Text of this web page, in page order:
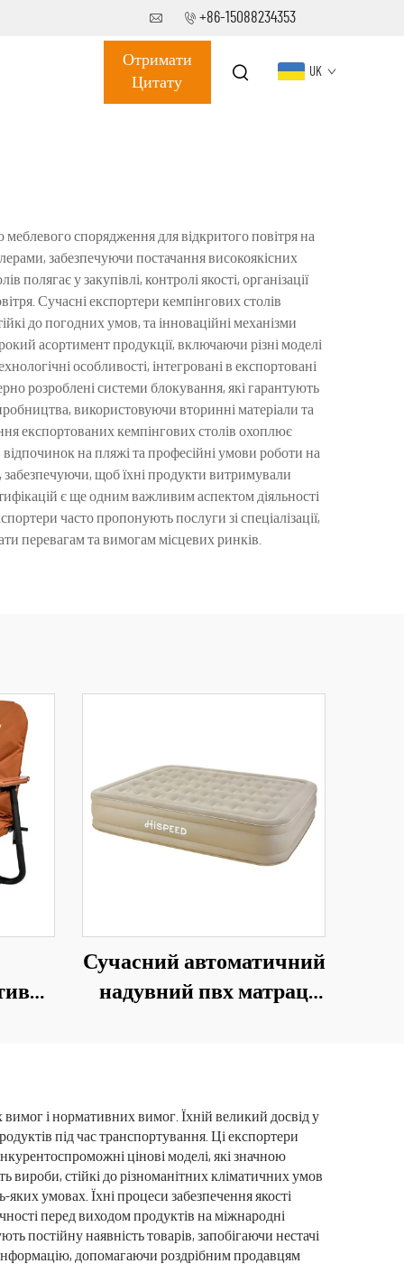
+86-15088234353
Отримати
Цитату
UK
спорядження для відкритого повітря на
забезпечуючи постачання високоякісних
у закупівлі, контролі якості, організації
Сучасні експортери кемпінгових столів
до погодних умов, та інноваційні механізми
асортимент продукції, включаючи різні моделі
особливості, інтегровані в експортовані
розроблені системи блокування, які гарантують
використовуючи вторинні матеріали та
експортованих кемпінгових столів охоплює
відпочинок на пляжі та професійні умови роботи на
забезпечуючи, щоб їхні продукти витримували
є ще одним важливим аспектом діяльності
часто пропонують послуги зі спеціалізації,
перевагам та вимогам місцевих ринків.
Сучасний автоматичний
надувний пвх матрац
використання на
свіжому повітрі, у
вітальні або парку
і нормативних вимог. Їхній великий досвід у
під час транспортування. Ці експортери
цінові моделі, які значною
вироби, стійкі до різноманітних кліматичних умов
яких умовах. Їхні процеси забезпечення якості
перед виходом продуктів на міжнародні
постійну наявність товарів, запобігаючи нестачі
допомагаючи роздрібним продавцям